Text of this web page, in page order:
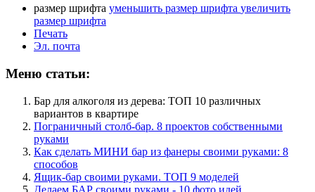
размер шрифта уменьшить размер шрифта увеличить
размер шрифта
Печать
Эл. почта
Меню статьи:
Бар для алкоголя из дерева: ТОП 10 различных
вариантов в квартире
Пограничный столб-бар. 8 проектов собственными
руками
Как сделать МИНИ бар из фанеры своими руками: 8
способов
Ящик-бар своими руками. ТОП 9 моделей
Делаем БАР своими руками - 10 фото идей